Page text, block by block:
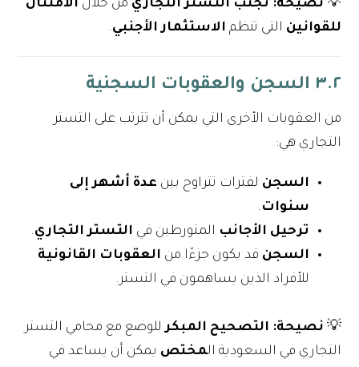
💡 نصيحة: تجنب التستر التجاري من خلال الامتثال
للقوانين التي تنظم الاستثمار الأجنبي.
٣.٢ السجن والعقوبات السجنية
من العقوبات الأخرى التي يمكن أن تترتب على التستر
التجاري هي:
السجن لفترات تتراوح بين عدة أشهر إلى
سنوات .
ترحيل الأجانب المتورطين في التستر التجاري.
السجن قد يكون جزءًا من العقوبات القانونية
للأفراد الذين يساهمون في التستر.
💡 نصيحة: التصحيح المبكرللوضع مع محامي التستر
التجاري في السعودية المختص يمكن أن يساعد في